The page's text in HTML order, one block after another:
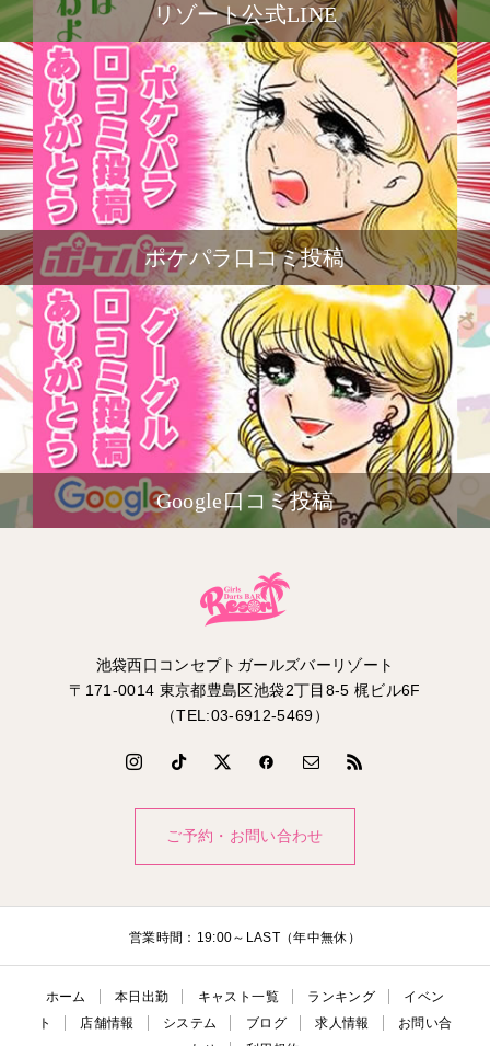
リゾート公式LINE
ポケパラ口コミ投稿
Google口コミ投稿
池袋西口コンセプトガールズバーリゾート
〒171-0014 東京都豊島区池袋2丁目8-5 梶ビル6F
（TEL:03-6912-5469）
ご予約・お問い合わせ
営業時間：19:00～LAST（年中無休）
ホーム 本日出勤 キャスト一覧 ランキング
イベン
ト
店舗情報 システム ブログ 求人情報
お問い合